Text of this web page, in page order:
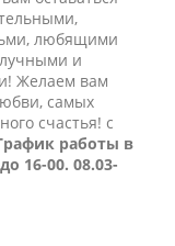
любящими
и
Желаем вам
самых
счастья! с
работы в
16-00. 08.03-